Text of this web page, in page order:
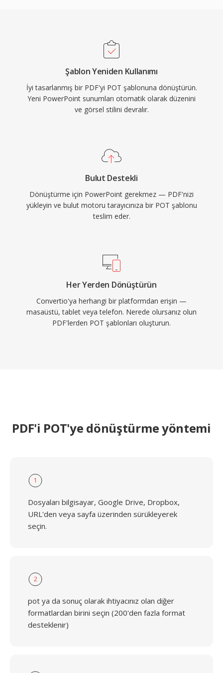
Şablon Yeniden Kullanımı
İyi tasarlanmış bir PDF'yi POT şablonuna dönüştürün.
Yeni PowerPoint sunumları otomatik olarak düzenini
ve görsel stilini devralır.
Bulut Destekli
Dönüştürme için PowerPoint gerekmez — PDF'nizi
yükleyin ve bulut motoru tarayıcınıza bir POT şablonu
teslim eder.
Her Yerden Dönüştürün
Convertio'ya herhangi bir platformdan erişin —
masaüstü, tablet veya telefon. Nerede olursanız olun
PDF'lerden POT şablonları oluşturun.
PDF'i POT'ye dönüştürme yöntemi
1
Dosyaları bilgisayar, Google Drive, Dropbox,
URL'den veya sayfa üzerinden sürükleyerek
seçin.
2
pot ya da sonuç olarak ihtiyacınız olan diğer
formatlardan birini seçin (200'den fazla format
desteklenir)